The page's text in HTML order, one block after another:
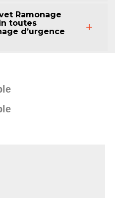
Ramonage
toutes
d’urgence